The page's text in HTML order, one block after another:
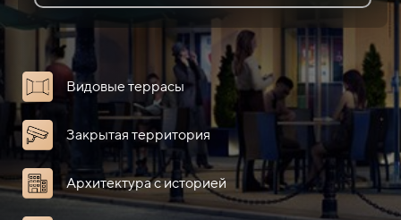
Видовые террасы
Закрытая территория
Архитектура с историей